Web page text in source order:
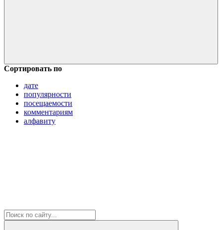
Сортировать по
дате
популярности
посещаемости
комментариям
алфавиту